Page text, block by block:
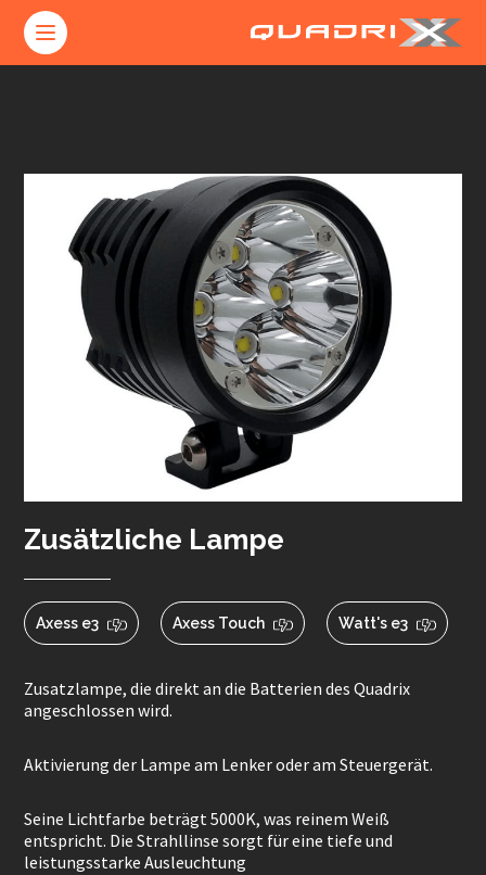
Zusätzliche Lampe
Axess e3 Axess Touch Watt's e3
Zusatzlampe, die direkt an die Batterien des Quadrix
angeschlossen wird.
Aktivierung der Lampe am Lenker oder am Steuergerät.
Seine Lichtfarbe beträgt 5000K, was reinem Weiß
entspricht. Die Strahllinse sorgt für eine tiefe und
leistungsstarke Ausleuchtung